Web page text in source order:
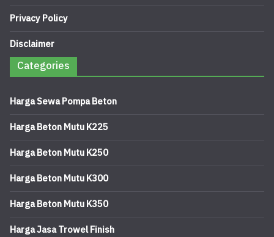
Privacy Policy
Disclaimer
Categories
Harga Sewa Pompa Beton
Harga Beton Mutu K225
Harga Beton Mutu K250
Harga Beton Mutu K300
Harga Beton Mutu K350
Harga Jasa Trowel Finish